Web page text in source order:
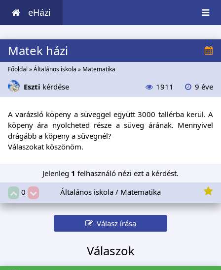
eHázi
Matek házi
Főoldal »Általános iskola » Matematika
Eszti kérdése 1911 9 éve
A varázsló köpeny a süveggel együtt 3000 tallérba kerül. A
köpeny ára nyolcheted része a süveg árának. Mennyivel
drágább a köpeny a süvegnél?
Válaszokat köszönöm.
Jelenleg 1 felhasználó nézi ezt a kérdést.
0
Általános iskola / Matematika
Válasz írása
Válaszok